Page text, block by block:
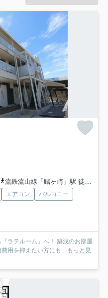
流鉄流山線「鰭ヶ崎」駅 徒歩13分
エアコン
バルコニー
ラテルーム』へ！ 築浅のお部屋
用を抑えたい方にも...
もっと見